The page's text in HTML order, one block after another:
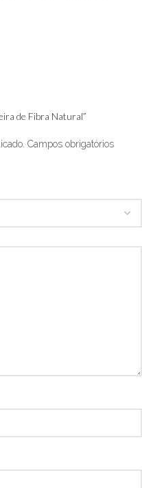
de Fibra Natural”
Campos obrigatórios